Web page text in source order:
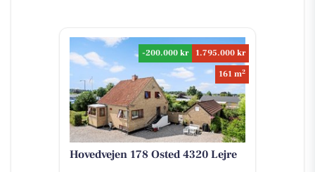
-200.000 kr
1.795.000 kr
161 m2
Hovedvejen 178 Osted 4320 Lejre